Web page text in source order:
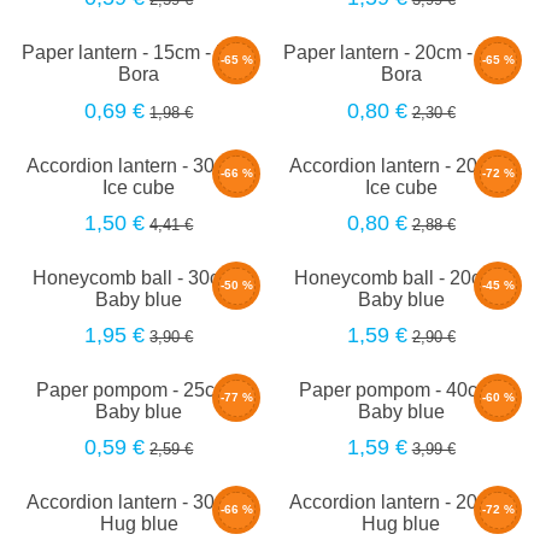
-65 %
Paper lantern - 15cm - Bora
Bora
0,69 € 1,98 €
-65 %
Paper lantern - 20cm - Bora
Bora
0,80 € 2,30 €
-66 %
Accordion lantern - 30cm -
Ice cube
1,50 € 4,41 €
-72 %
Accordion lantern - 20cm -
Ice cube
0,80 € 2,88 €
-50 %
Honeycomb ball - 30cm -
Baby blue
1,95 € 3,90 €
-45 %
Honeycomb ball - 20cm -
Baby blue
1,59 € 2,90 €
-77 %
Paper pompom - 25cm -
Baby blue
0,59 € 2,59 €
-60 %
Paper pompom - 40cm -
Baby blue
1,59 € 3,99 €
-66 %
Accordion lantern - 30cm -
Hug blue
-72 %
Accordion lantern - 20cm -
Hug blue